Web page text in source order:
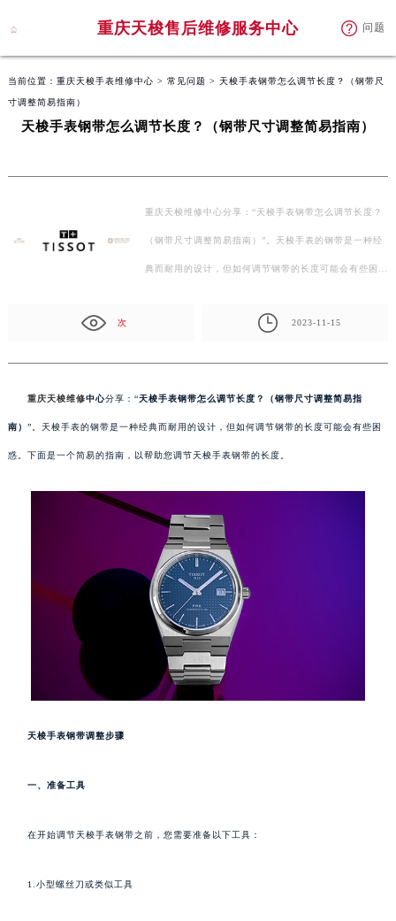
重庆天梭售后维修服务中心 问题
当前位置： 重庆天梭手表维修中心 > 常见问题 > 天梭手表钢带怎么调节长度？（钢带尺
寸调整简易指南）
天梭手表钢带怎么调节长度？（钢带尺寸调整简易指南）
重庆天梭维修中心分享：“天梭手表钢带怎么调节长度？
（钢带尺寸调整简易指南）”。天梭手表的钢带是一种经
典而耐用的设计，但如何调节钢带的长度可能会有些困
次 2023-11-15
重庆天梭维修中心分享：“天梭手表钢带怎么调节长度？（钢带尺寸调整简易指
南） ”。天梭手表的钢带是一种经典而耐用的设计，但如何调节钢带的长度可能会有些困
惑。下面是一个简易的指南，以帮助您调节天梭手表钢带的长度。
天梭手表钢带调整步骤
一、准备工具
在开始调节天梭手表钢带之前，您需要准备以下工具：
1.小型螺丝刀或类似工具